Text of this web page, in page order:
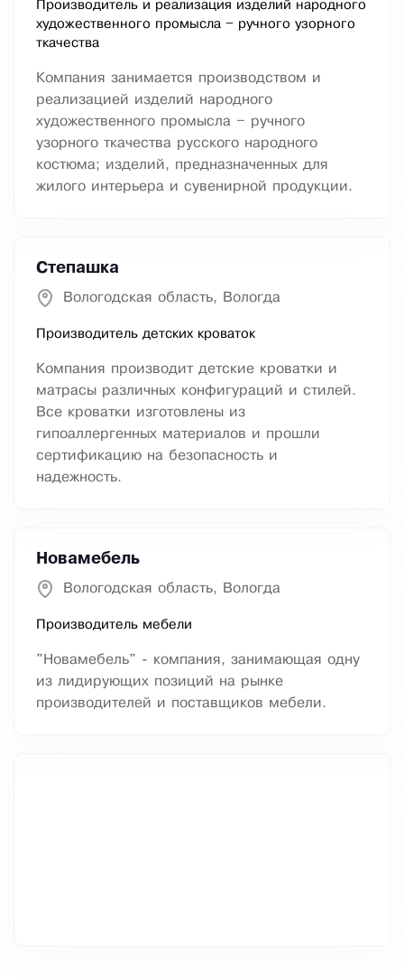
Производитель и реализация изделий народного
художественного промысла – ручного узорного
ткачества
Компания занимается производством и
реализацией изделий народного
художественного промысла – ручного
узорного ткачества русского народного
костюма; изделий, предназначенных для
жилого интерьера и сувенирной продукции.
Степашка
Вологодская область, Вологда
Производитель детских кроваток
Компания производит детские кроватки и
матрасы различных конфигураций и стилей.
Все кроватки изготовлены из
гипоаллергенных материалов и прошли
сертификацию на безопасность и
надежность.
Новамебель
Вологодская область, Вологда
Производитель мебели
"Новамебель" - компания, занимающая одну
из лидирующих позиций на рынке
производителей и поставщиков мебели.